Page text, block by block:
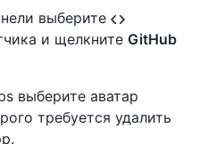
выберите
и щелкните GitHub
выберите аватар
требуется удалить